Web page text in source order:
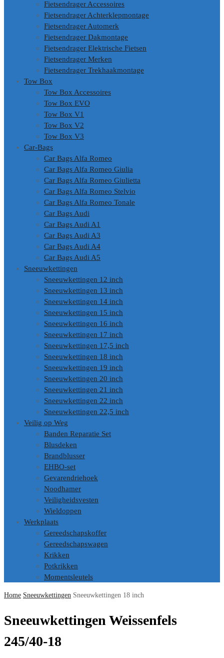
Fietsendrager Accessoires
Fietsendrager Achterklepmontage
Fietsendrager Automerk
Fietsendrager Dakmontage
Fietsendrager Elektrische Fietsen
Fietsendrager Merken
Fietsendrager Trekhaakmontage
Tow Box
Tow Box Accessoires
Tow Box EVO
Tow Box V1
Tow Box V2
Tow Box V3
Car-Bags
Car Bags Alfa Romeo
Car Bags Alfa Romeo Giulia
Car Bags Alfa Romeo Giulietta
Car Bags Alfa Romeo Stelvio
Car Bags Alfa Romeo Tonale
Car Bags Audi
Car Bags Audi A1
Car Bags Audi A3
Car Bags Audi A4
Car Bags Audi A5
Sneeuwkettingen
Sneeuwkettingen 12 inch
Sneeuwkettingen 13 inch
Sneeuwkettingen 14 inch
Sneeuwkettingen 15 inch
Sneeuwkettingen 16 inch
Sneeuwkettingen 17 inch
Sneeuwkettingen 17,5 inch
Sneeuwkettingen 18 inch
Sneeuwkettingen 19 inch
Sneeuwkettingen 20 inch
Sneeuwkettingen 21 inch
Sneeuwkettingen 22 inch
Sneeuwkettingen 22,5 inch
Veilig op Weg
Banden Reparatie Set
Blusdeken
Brandblusser
EHBO-set
Gevarendriehoek
Noodhamer
Veiligheidsvesten
Wieldoppen
Werkplaats
Gereedschapskoffer
Gereedschapswagen
Krikken
Potkrikken
Momentsleutels
Home Sneeuwkettingen Sneeuwkettingen 18 inch
Sneeuwkettingen Weissenfels
245/40-18